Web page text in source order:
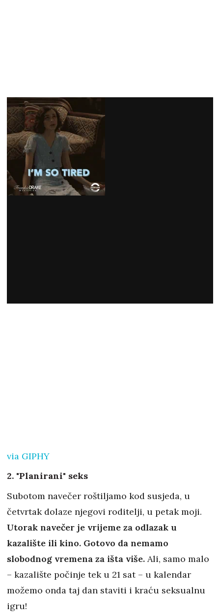
via GIPHY
2. "Planirani" seks
Subotom navečer roštiljamo kod susjeda, u
četvrtak dolaze njegovi roditelji, u petak moji.
Utorak navečer je vrijeme za odlazak u
kazalište ili kino. Gotovo da nemamo
slobodnog vremena za išta više. Ali, samo malo
– kazalište počinje tek u 21 sat – u kalendar
možemo onda taj dan staviti i kraću seksualnu
igru!